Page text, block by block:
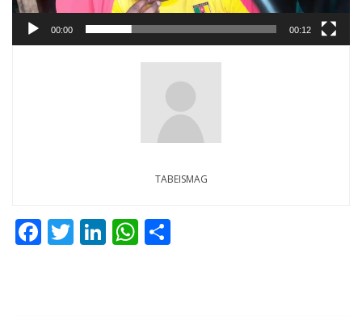
00:00 00:12
TABEISMAG
Facebook
Twitter
LinkedIn
WhatsApp